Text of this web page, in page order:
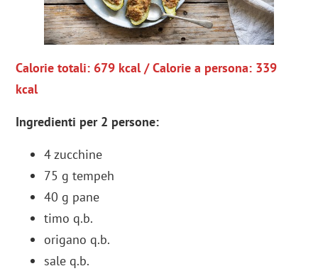
Calorie totali: 679 kcal / Calorie a persona: 339
kcal
Ingredienti per 2 persone:
4 zucchine
75 g tempeh
40 g pane
timo q.b.
origano q.b.
sale q.b.